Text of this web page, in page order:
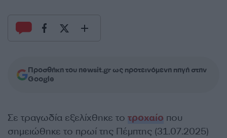
Προσθήκη του newsit.gr ως προτεινόμενη πηγή στην
Google
Σε τραγωδία εξελίχθηκε το τροχαίο που
σημειώθηκε το πρωί της Πέμπτης (31.07.2025)